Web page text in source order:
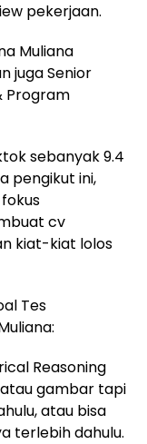
pekerjaan.
Muliana
juga Senior
Program
sebanyak 9.4
pengikut ini,
cv
kiat-kiat lolos
Tes
Reasoning
gambar tapi
atau bisa
terlebih dahulu.